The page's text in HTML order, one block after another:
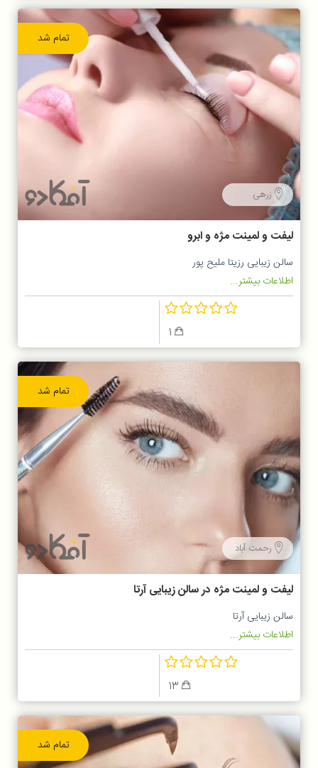
تمام شد
زرهی
لیفت و لمینت مژه و ابرو
سالن زیبایی رزیتا ملیح پور
اطلاعات بیشتر...
تمام شد
رحمت آباد
لیفت و لمینت مژه در سالن زیبایی آرتا
سالن زیبایی آرتا
اطلاعات بیشتر...
تمام شد